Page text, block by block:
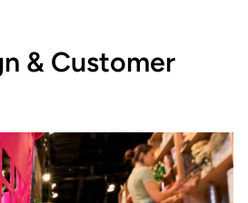
& Customer